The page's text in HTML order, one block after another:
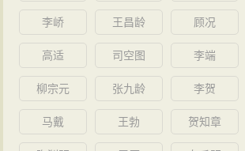
李峤 王昌龄 顾况
高适 司空图 李端
柳宗元 张九龄 李贺
马戴 王勃 贺知章